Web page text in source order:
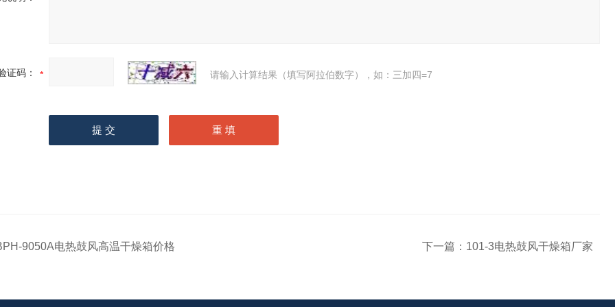
证码： 请输入计算结果（填写阿拉伯数字），如：三加四=7
9050A电热鼓风高温干燥箱价格 下一篇： 101-3电热鼓风干燥箱厂家